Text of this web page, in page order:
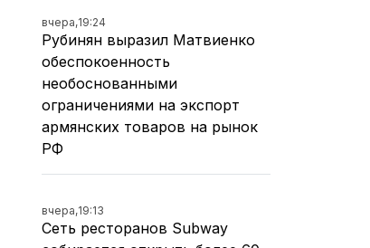
вчера,19:24
Рубинян выразил Матвиенко
обеспокоенность
необоснованными
ограничениями на экспорт
армянских товаров на рынок
РФ
вчера,19:13
Сеть ресторанов Subway